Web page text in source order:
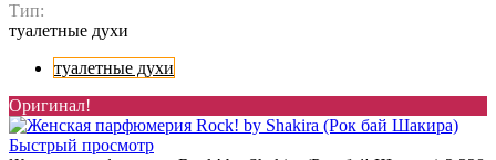
Тип:
туалетные духи
туалетные духи
Оригинал!
Быстрый просмотр